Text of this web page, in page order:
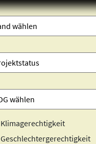
Klimagerechtigkeit
Geschlechtergerechtigkeit